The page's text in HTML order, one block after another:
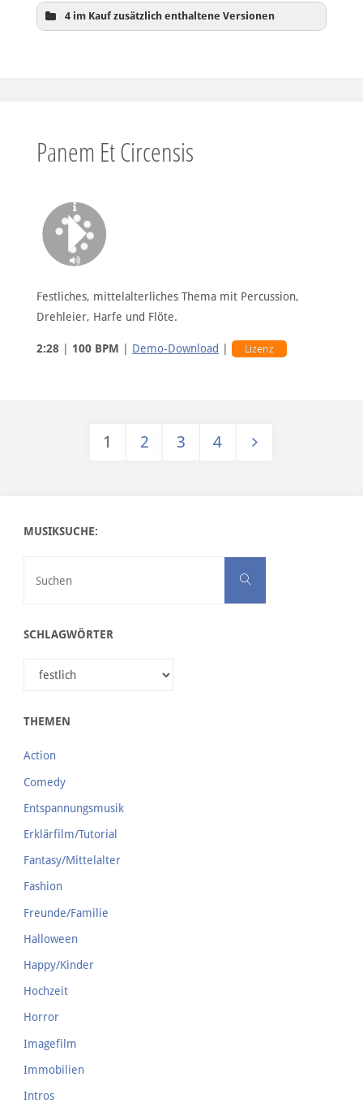
4 im Kauf zusätzlich enthaltene Versionen
Panem Et Circensis
Festliches, mittelalterliches Thema mit Percussion,
Drehleier, Harfe und Flöte.
2:28| 100 BPM Demo-Download Lizenz
1 2 3 4
MUSIKSUCHE:
Suchen
SCHLAGWÖRTER
THEMEN
Action
Comedy
Entspannungsmusik
Erklärfilm/Tutorial
Fantasy/Mittelalter
Fashion
Freunde/Familie
Halloween
Happy/Kinder
Hochzeit
Horror
Imagefilm
Immobilien
Intros